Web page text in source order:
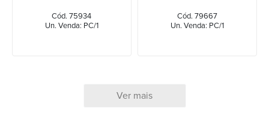
Cód. 75934
Un. Venda: PC/1
Cód. 79667
Un. Venda: PC/1
Ver mais